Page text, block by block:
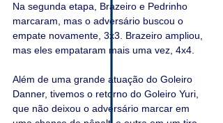
Na segunda etapa, Brazeiro e Pedrinho
marcaram, mas o adversário buscou o
empate novamente, 3x3. Brazeiro ampliou,
mas eles empataram mais uma vez, 4x4.
Além de uma grande atuação do Goleiro
Danner, tivemos o retorno do Goleiro Yuri,
que não deixou o adversário marcar em